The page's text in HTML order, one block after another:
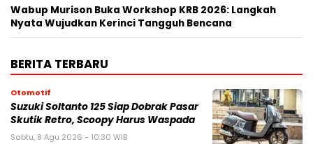
Wabup Murison Buka Workshop KRB 2026: Langkah
Nyata Wujudkan Kerinci Tangguh Bencana
BERITA TERBARU
Otomotif
Suzuki Soltanto 125 Siap Dobrak Pasar
Skutik Retro, Scoopy Harus Waspada
Sabtu, 8 Agu 2026 - 10:30 WIB